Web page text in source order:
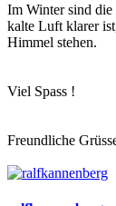
Im Winter sind die
kalte Luft klarer
Himmel stehen.
Viel Spass !
Freundliche